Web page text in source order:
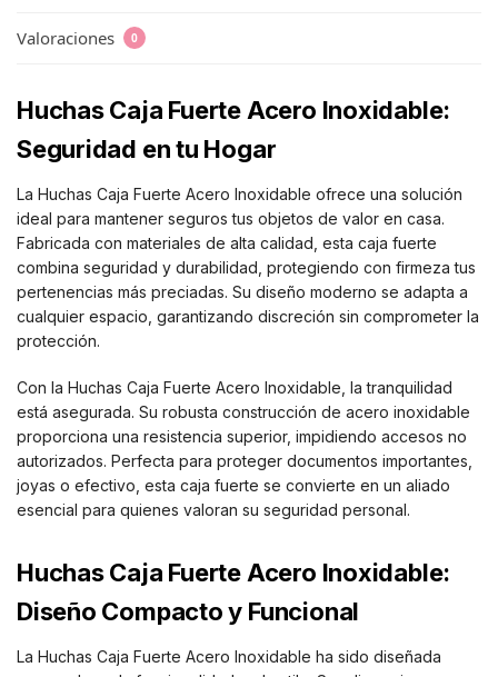
Valoraciones 0
Huchas Caja Fuerte Acero Inoxidable:
Seguridad en tu Hogar
La Huchas Caja Fuerte Acero Inoxidable ofrece una solución
ideal para mantener seguros tus objetos de valor en casa.
Fabricada con materiales de alta calidad, esta caja fuerte
combina seguridad y durabilidad, protegiendo con firmeza tus
pertenencias más preciadas. Su diseño moderno se adapta a
cualquier espacio, garantizando discreción sin comprometer la
protección.
Con la Huchas Caja Fuerte Acero Inoxidable, la tranquilidad
está asegurada. Su robusta construcción de acero inoxidable
proporciona una resistencia superior, impidiendo accesos no
autorizados. Perfecta para proteger documentos importantes,
joyas o efectivo, esta caja fuerte se convierte en un aliado
esencial para quienes valoran su seguridad personal.
Huchas Caja Fuerte Acero Inoxidable:
Diseño Compacto y Funcional
La Huchas Caja Fuerte Acero Inoxidable ha sido diseñada